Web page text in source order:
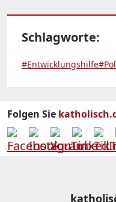
Schlagworte:
#Entwicklungshilfe
Folgen Sie